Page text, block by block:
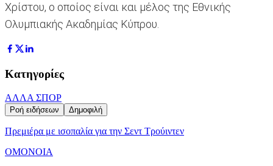
Χρίστου, ο οποίος είναι και μέλος της Εθνικής
Ολυμπιακής Ακαδημίας Κύπρου.
Κατηγορίες
ΑΛΛΑ ΣΠΟΡ
Ροή ειδήσεων Δημοφιλή
Πρεμιέρα με ισοπαλία για την Σεντ Τρούιντεν
ΟΜΟΝΟΙΑ